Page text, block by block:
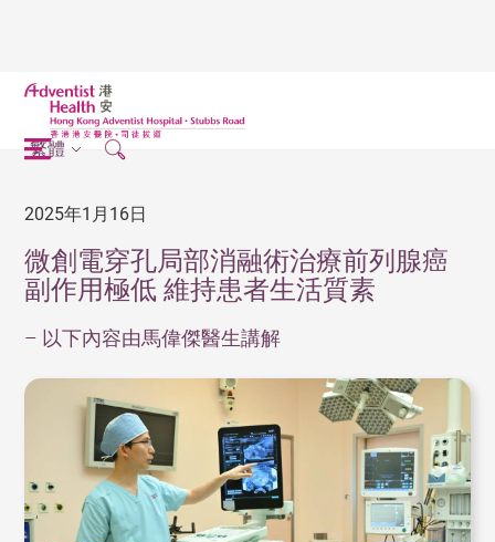
繁體
2025年1月16日
微創電穿孔局部消融術治療前列腺癌
副作用極低 維持患者生活質素
– 以下內容由馬偉傑醫生講解